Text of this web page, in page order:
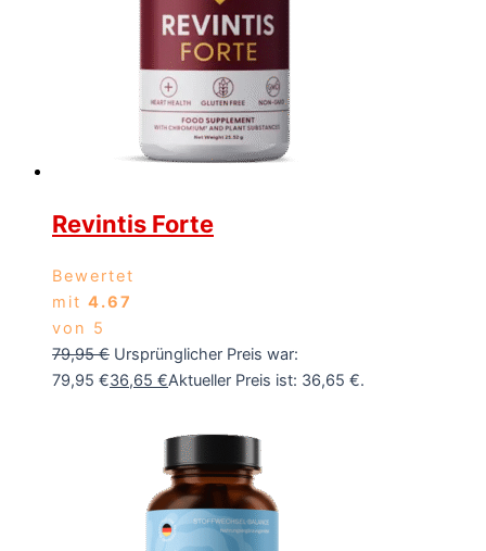
Revintis Forte
Bewertet
mit 4.67
von 5
79,95€ Ursprünglicher Preis war:
79,95 €36,65 €Aktueller Preis ist: 36,65 €.